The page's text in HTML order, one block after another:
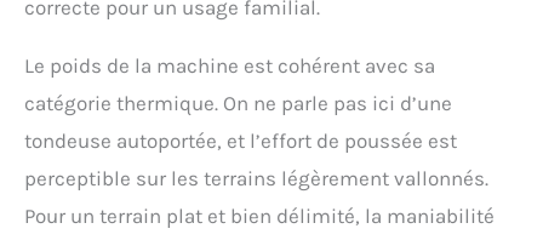
indispensable pour la
d'avoir un jardin
correcte pour un usage familial.
Le poids de la machine est cohérent avec sa
catégorie thermique. On ne parle pas ici d’une
tondeuse autoportée, et l’effort de poussée est
perceptible sur les terrains légèrement vallonnés.
Pour un terrain plat et bien délimité, la maniabilité